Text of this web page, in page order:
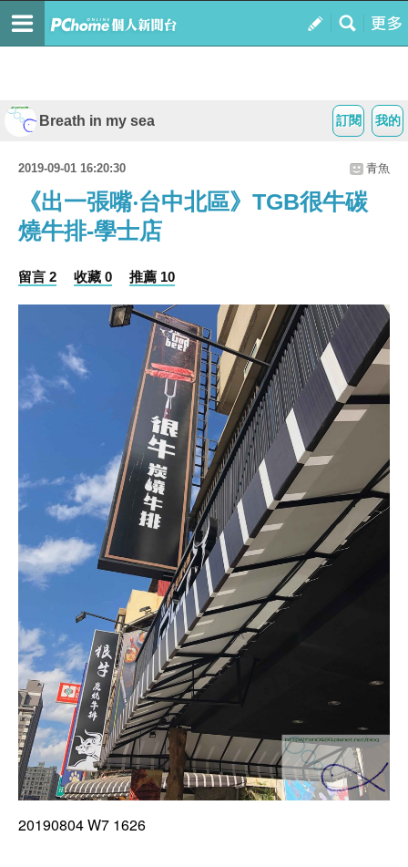
我的
訂閱
Breath in my sea
2019-09-01 16:20:30 青魚
《出一張嘴‧台中北區》TGB很牛碳
燒牛排-學士店
留言 2 收藏 0 推薦 10
20190804 W7 1626